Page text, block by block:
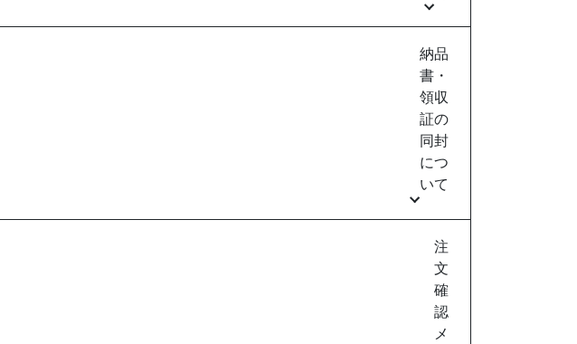
納品
書・
領収
証の
同封
につ
いて
注
文
確
認
メ